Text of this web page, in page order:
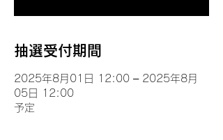
抽選受付期間
2025年8月01日 12:00 – 2025年8月
05日 12:00
予定